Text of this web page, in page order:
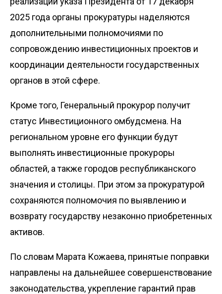
2025 года органы прокуратуры наделяются
дополнительными полномочиями по
сопровождению инвестиционных проектов и
координации деятельности государственных
органов в этой сфере.
Кроме того, Генеральный прокурор получит
статус Инвестиционного омбудсмена. На
региональном уровне его функции будут
выполнять инвестиционные прокуроры
областей, а также городов республиканского
значения и столицы. При этом за прокуратурой
сохраняются полномочия по выявлению и
возврату государству незаконно приобретенных
активов.
По словам Марата Кожаева, принятые поправки
направлены на дальнейшее совершенствование
законодательства, укрепление гарантий прав